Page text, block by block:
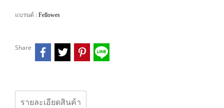
แบรนด์ : Fellowes
Share
รายละเอียดสินค้า